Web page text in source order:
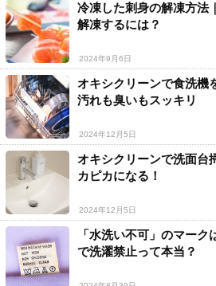
冷凍した刺身の解凍方法
解凍するには？
2024年9月6日
オキシクリーンで食洗機
汚れも臭いもスッキリ
2024年12月5日
オキシクリーンで洗面台
カピカになる！
2024年12月5日
「水洗い不可」のマー
で洗濯禁止って本当？